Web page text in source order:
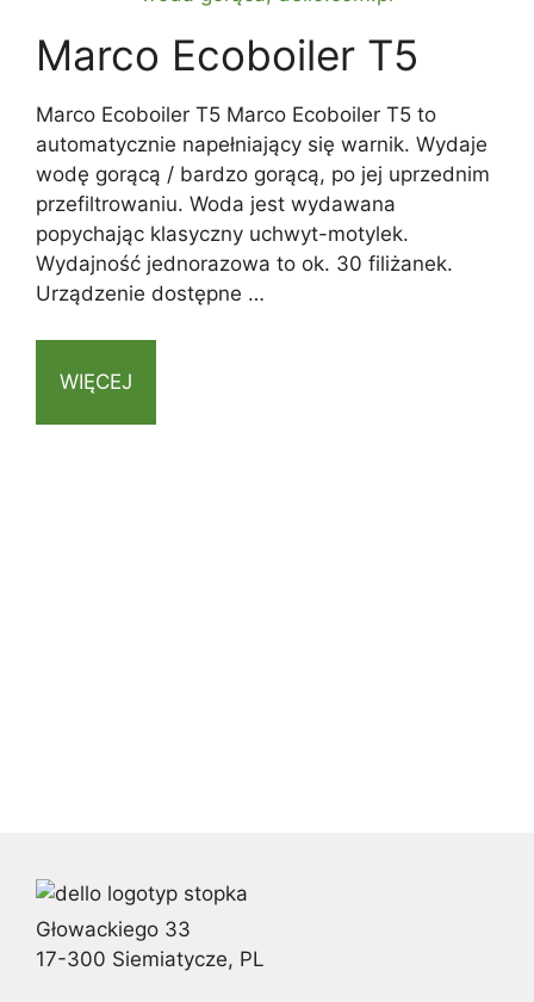
Marco Ecoboiler T5
Marco Ecoboiler T5 Marco Ecoboiler T5 to
automatycznie napełniający się warnik. Wydaje
wodę gorącą / bardzo gorącą, po jej uprzednim
przefiltrowaniu. Woda jest wydawana
popychając klasyczny uchwyt-motylek.
Wydajność jednorazowa to ok. 30 filiżanek.
Urządzenie dostępne …
WIĘCEJ
Głowackiego 33
17-300 Siemiatycze, PL